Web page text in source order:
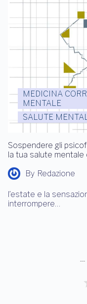
MEDICINA
MENTALE
SALUTE
Sospendere gli
la tua salute mentale
By Redazione
l’estate e la
interrompere…